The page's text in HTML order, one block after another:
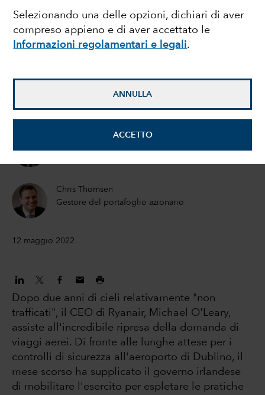
Selezionando una delle opzioni, dichiari di aver
compreso appieno e di aver accettato le
Informazioni regolamentari e legali.
ANNULLA
ACCETTO
nuovamente sulla pista
di decollo
Gestore di portafogli azionari
Chris Thomsen
Gestore del portafoglio azionario
12 maggio 2022
Dopo due anni di cieli relativamente "non
trafficati", il CEO di Ryanair, Michael O'Leary,
assiste all'incredibile ripresa della domanda di
viaggi aerei. Di fronte alle lunghe attese per i
controlli di sicurezza all'aeroporto di Dublino, il
mese scorso ha supplicato il governo irlandese
di mobilitare l'esercito per espletare le pratiche